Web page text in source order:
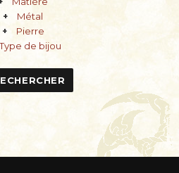
AN
Métal
Pierre
de bijou